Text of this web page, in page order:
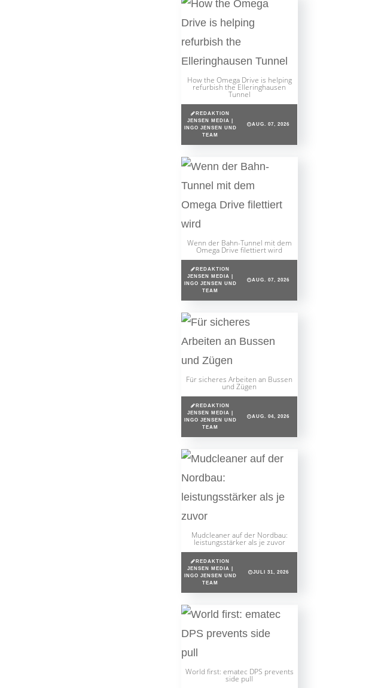
How the Omega Drive is helping
refurbish the Elleringhausen
Tunnel
REDAKTION
JENSEN MEDIA |
INGO JENSEN UND
TEAM
AUG. 07, 2026
Wenn der Bahn-Tunnel mit dem
Omega Drive filettiert wird
REDAKTION
JENSEN MEDIA |
INGO JENSEN UND
TEAM
AUG. 07, 2026
Für sicheres Arbeiten an Bussen
und Zügen
REDAKTION
JENSEN MEDIA |
INGO JENSEN UND
TEAM
AUG. 04, 2026
Mudcleaner auf der Nordbau:
leistungsstärker als je zuvor
REDAKTION
JENSEN MEDIA |
INGO JENSEN UND
TEAM
JULI 31, 2026
World first: ematec DPS prevents
side pull